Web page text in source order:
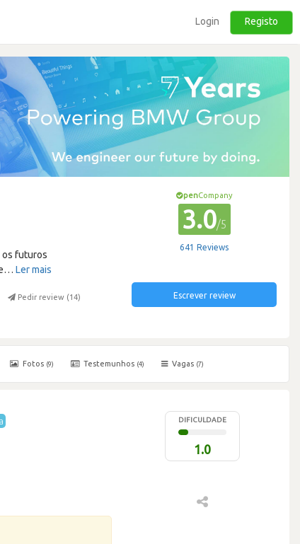
Login Registo
os futuros
… Ler mais
Pedir review (14)
penCompany
3.0/5
641 Reviews
Escrever review
Fotos (9) Testemunhos (4) Vagas (7)
DIFICULDADE
1.0